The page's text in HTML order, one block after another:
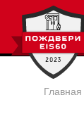
Главная